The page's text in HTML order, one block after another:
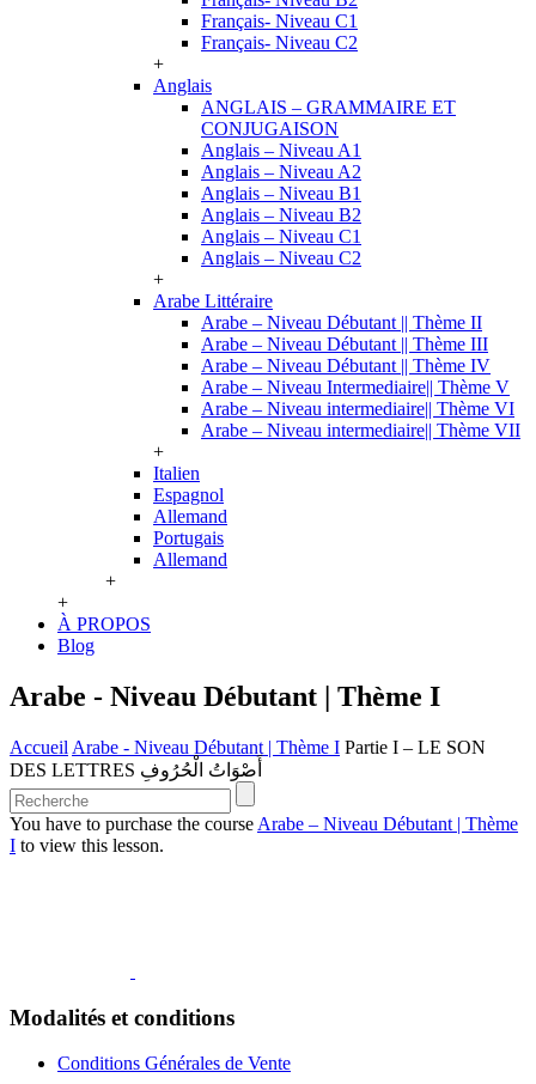
Français- Niveau C1
Français- Niveau C2
+
Anglais
ANGLAIS – GRAMMAIRE ET
CONJUGAISON
Anglais – Niveau A1
Anglais – Niveau A2
Anglais – Niveau B1
Anglais – Niveau B2
Anglais – Niveau C1
Anglais – Niveau C2
+
Arabe Littéraire
Arabe – Niveau Débutant || Thème II
Arabe – Niveau Débutant || Thème III
Arabe – Niveau Débutant || Thème IV
Arabe – Niveau Intermediaire|| Thème V
Arabe – Niveau intermediaire|| Thème VI
Arabe – Niveau intermediaire|| Thème VII
+
Italien
Espagnol
Allemand
Portugais
Allemand
+
+
À PROPOS
Blog
Arabe - Niveau Débutant | Thème I
Accueil Arabe - Niveau Débutant | Thème I Partie I – LE SON
DES LETTRES أَصْوَاتُ الْحُرُوفِ
You have to purchase the course Arabe – Niveau Débutant | Thème
I to view this lesson.
Modalités et conditions
Conditions Générales de Vente